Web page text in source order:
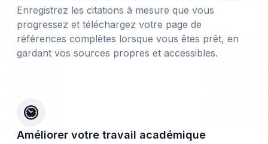
Enregistrez les citations à mesure que vous
progressez et téléchargez votre page de
références complètes lorsque vous êtes prêt, en
gardant vos sources propres et accessibles.
Améliorer votre travail académique